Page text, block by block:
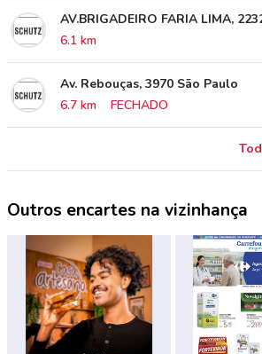
AV.BRIGADEIRO FARIA LIMA,
6.1 km
Av. Rebouças, 3970 São Paulo
6.7 km
FECHADO
Outros encartes na vizinhança